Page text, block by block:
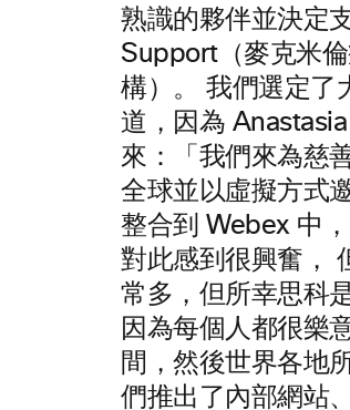
熟識的夥伴並決定
Support（麥克米
構）。 我們選定了
道，因為
來：「我們來為慈
全球並以虛擬方式
整合到 Webex 中
對此感到很興奮，
常多，但所幸思科
因為每個人都很樂
間，然後世界各地
們推出了內部網站